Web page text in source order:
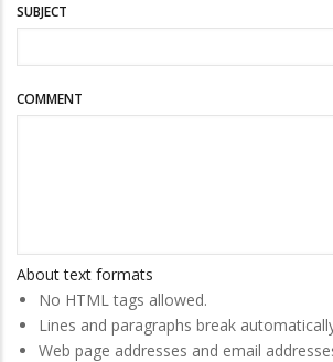
SUBJECT
COMMENT
About text formats
No HTML tags allowed.
Lines and paragraphs break
Web page addresses and email